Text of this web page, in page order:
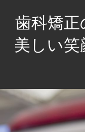
ス
キ
ッ
歯科矯
美しい
美
し
い
笑